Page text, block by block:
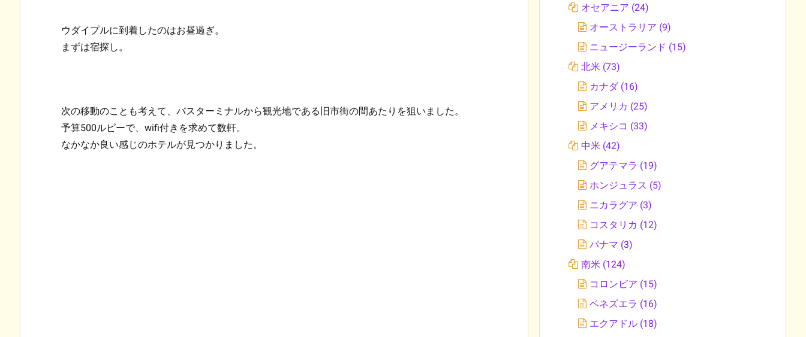
ウダイプルに到着したのはお昼過ぎ。
まずは宿探し。
次の移動のことも考えて、バスターミナルから観光地である旧市街の間あたりを狙いました。
予算500ルピーで、wifi付きを求めて数軒。
なかなか良い感じのホテルが見つかりました。
オセアニア (24)
オーストラリア (9)
ニュージーランド (15)
北米 (73)
カナダ (16)
アメリカ (25)
メキシコ (33)
中米 (42)
グアテマラ (19)
ホンジュラス (5)
ニカラグア (3)
コスタリカ (12)
パナマ (3)
南米 (124)
コロンビア (15)
ベネズエラ (16)
エクアドル (18)